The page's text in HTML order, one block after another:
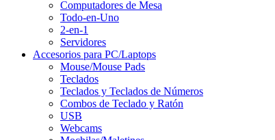
Computadores de Mesa
Todo-en-Uno
2-en-1
Servidores
Accesorios para PC/Laptops
Mouse/Mouse Pads
Teclados
Teclados y Teclados de Números
Combos de Teclado y Ratón
USB
Webcams